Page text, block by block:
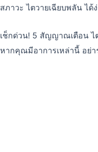
สภาวะ ไตวายเฉียบพลัน ได้
เช็กด่วน! 5 สัญญาณเตือน ไ
หากคุณมีอาการเหล่านี้ อย่